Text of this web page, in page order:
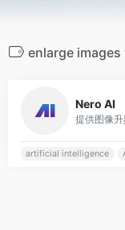
enlarge
Nero AI
提供图像
artificial intelligence